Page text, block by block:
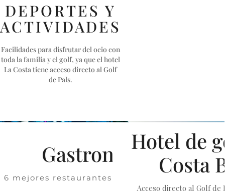
DEPORTES Y
ACTIVIDADES
Facilidades para disfrutar del ocio con
toda la familia y el golf, ya que el hotel
La Costa tiene acceso directo al Golf
de Pals.
Gastronomía
6 mejores restaurantes de la Costa Brava
Hotel de
Costa
Acceso directo al Golf de